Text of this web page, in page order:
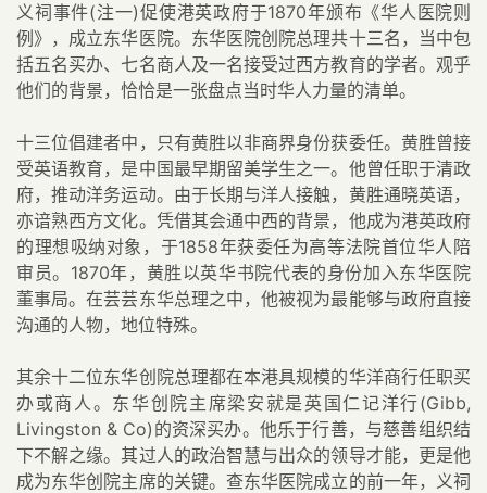
义祠事件(注一)促使港英政府于1870年颁布《华人医院则
例》，成立东华医院。东华医院创院总理共十三名，当中包
括五名买办、七名商人及一名接受过西方教育的学者。观乎
他们的背景，恰恰是一张盘点当时华人力量的清单。
十三位倡建者中，只有黄胜以非商界身份获委任。黄胜曾接
受英语教育，是中国最早期留美学生之一。他曾任职于清政
府，推动洋务运动。由于长期与洋人接触，黄胜通晓英语，
亦谙熟西方文化。凭借其会通中西的背景，他成为港英政府
的理想吸纳对象，于1858年获委任为高等法院首位华人陪
审员。1870年，黄胜以英华书院代表的身份加入东华医院
董事局。在芸芸东华总理之中，他被视为最能够与政府直接
沟通的人物，地位特殊。
其余十二位东华创院总理都在本港具规模的华洋商行任职买
办或商人。东华创院主席梁安就是英国仁记洋行(Gibb,
Livingston & Co)的资深买办。他乐于行善，与慈善组织结
下不解之缘。其过人的政治智慧与出众的领导才能，更是他
成为东华创院主席的关键。查东华医院成立的前一年，义祠